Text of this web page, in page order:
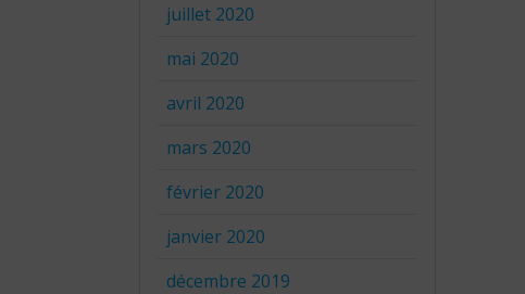
juillet 2020
mai 2020
avril 2020
mars 2020
février 2020
janvier 2020
décembre 2019